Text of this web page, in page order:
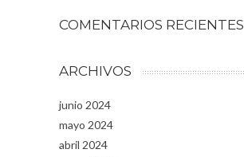
COMENTARIOS RECIENTES
ARCHIVOS
junio 2024
mayo 2024
abril 2024